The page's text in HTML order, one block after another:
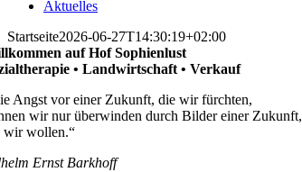
Aktuelles
Startseite2026-06-27T14:30:19+02:00
auf Hof Sophienlust
• Landwirtschaft • Verkauf
Angst vor einer Zukunft, die wir fürchten,
wir nur überwinden durch Bilder einer Zukunft,
wir wollen.“
Ernst Barkhoff